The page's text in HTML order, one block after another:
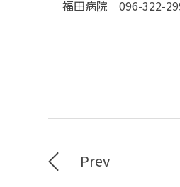
福田病院 096-322-
Prev